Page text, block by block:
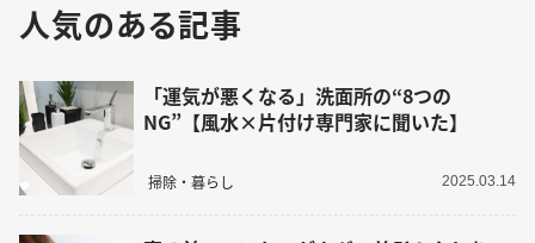
人気のある記事
「運気が悪くなる」洗面所の“8つの
NG”【風水×片付け専門家に聞いた】
掃除・暮らし 2025.03.14